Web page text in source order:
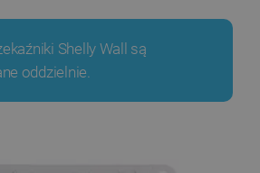
Shelly Wall są
oddzielnie.